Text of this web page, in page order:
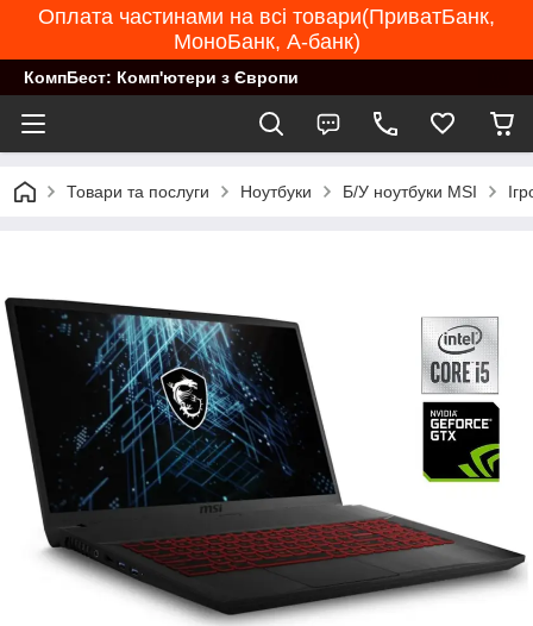
Оплата частинами на всі товари(ПриватБанк,
МоноБанк, А-банк)
КомпБест: Комп'ютери з Європи
Товари та послуги Ноутбуки Б/У ноутбуки MSI